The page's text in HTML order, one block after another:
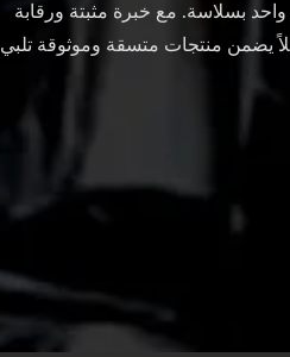
بسلاسة. مع خبرة مثبتة ورقابة
يضمن منتجات متسقة وموثوقة تلبي